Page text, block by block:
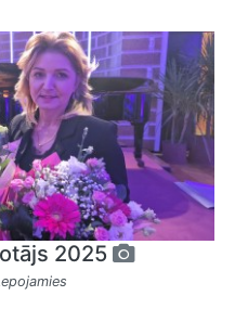
2025